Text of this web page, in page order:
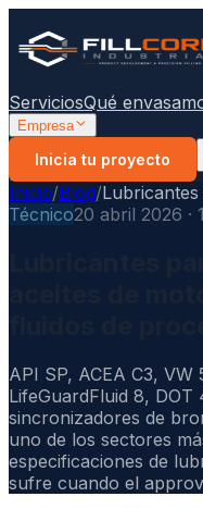
ServiciosQué
Empresa
Inicia tu proyecto
Inicio/Blog/
Técnico20 abril 2026 ·
API SP, ACEA C3,
LifeGuardFluid 8, DOT
sincronizadores de
uno de los sectores
especificaciones de
sufre cuando el